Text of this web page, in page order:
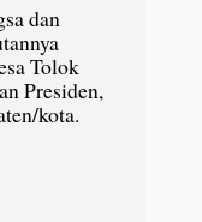
dan
Tolok
Presiden,
kota.